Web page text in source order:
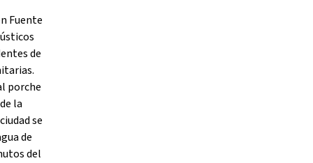
Fuente
de
porche
la
se
de
del